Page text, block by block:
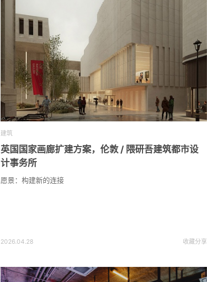
建筑
英国国家画廊扩建方案，伦敦 / 隈研吾建筑都市设
计事务所
愿景：构建新的连接
2026.04.28 收藏分享